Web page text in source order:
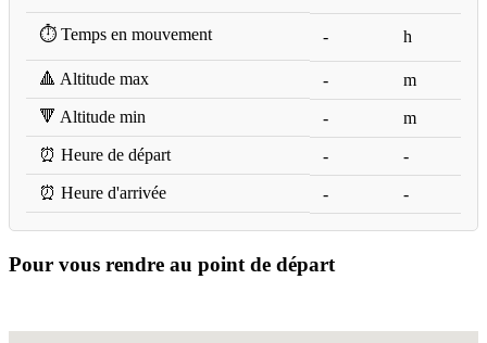
⏱️ Temps en mouvement - h
🔺 Altitude max -
m
🔻 Altitude min
-
m
⏰ Heure de départ
-
-
⏰ Heure d'arrivée
- -
Pour vous rendre au point de départ